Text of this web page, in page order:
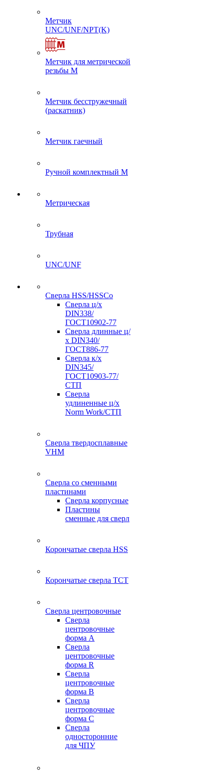
Метчик
UNC/UNF/NPT(K)
Метчик для метрической
резьбы M
Метчик бесстружечный
(раскатник)
Метчик гаечный
Ручной комплектный M
Метрическая
Трубная
UNC/UNF
Сверла HSS/HSSCo
Сверла ц/х
DIN338/
ГОСТ10902-77
Сверла длинные ц/
х DIN340/
ГОСТ886-77
Сверла к/х
DIN345/
ГОСТ10903-77/
СТП
Сверла
удлиненные ц/х
Norm Work/СТП
Сверла твердосплавные
VHM
Сверла со сменными
пластинами
Сверла корпусные
Пластины
сменные для сверл
Корончатые сверла HSS
Корончатые сверла TCT
Сверла центровочные
Сверла
центровочные
форма A
Сверла
центровочные
форма R
Сверла
центровочные
форма B
Сверла
центровочные
форма C
Сверла
односторонние
для ЧПУ